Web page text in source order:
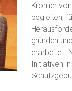
Kromer
begleiten,
gründen
erarbeitet.
Initiativen